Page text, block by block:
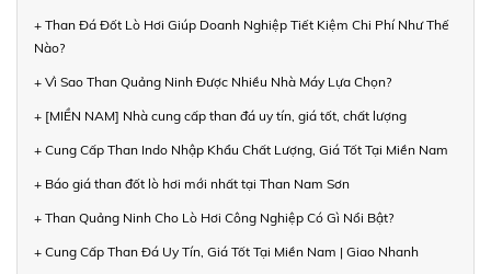
+ Than Đá Đốt Lò Hơi Giúp Doanh Nghiệp Tiết Kiệm Chi Phí Như Thế
Nào?
+ Vì Sao Than Quảng Ninh Được Nhiều Nhà Máy Lựa Chọn?
+ [MIỀN NAM] Nhà cung cấp than đá uy tín, giá tốt, chất lượng
+ Cung Cấp Than Indo Nhập Khẩu Chất Lượng, Giá Tốt Tại Miền Nam
+ Báo giá than đốt lò hơi mới nhất tại Than Nam Sơn
+ Than Quảng Ninh Cho Lò Hơi Công Nghiệp Có Gì Nổi Bật?
+ Cung Cấp Than Đá Uy Tín, Giá Tốt Tại Miền Nam | Giao Nhanh